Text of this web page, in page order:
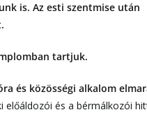
is. Az esti szentmise után
tartjuk.
és közösségi alkalom
előáldozói és a bérmálkozói